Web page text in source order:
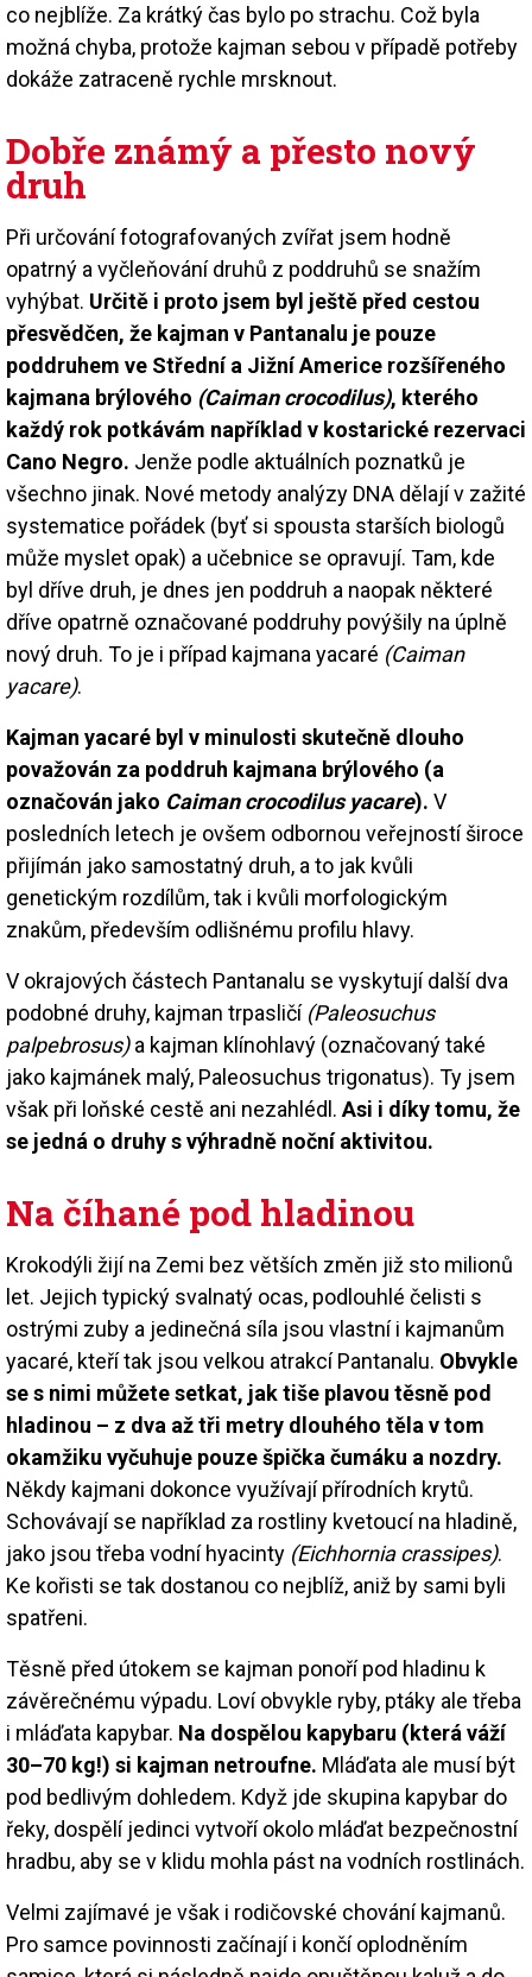
co nejblíže. Za krátký čas bylo po strachu. Což byla
možná chyba, protože kajman sebou v případě potřeby
dokáže zatraceně rychle mrsknout.
Dobře známý a přesto nový
druh
Při určování fotografovaných zvířat jsem hodně
opatrný a vyčleňování druhů z poddruhů se snažím
vyhýbat. Určitě i proto jsem byl ještě před cestou
přesvědčen, že kajman v Pantanalu je pouze
poddruhem ve Střední a Jižní Americe rozšířeného
kajmana brýlového (Caiman crocodilus), kterého
každý rok potkávám například v kostarické rezervaci
Cano Negro. Jenže podle aktuálních poznatků je
všechno jinak. Nové metody analýzy DNA dělají v zažité
systematice pořádek (byť si spousta starších biologů
může myslet opak) a učebnice se opravují. Tam, kde
byl dříve druh, je dnes jen poddruh a naopak některé
dříve opatrně označované poddruhy povýšily na úplně
nový druh. To je i případ kajmana yacaré (Caiman
yacare).
Kajman yacaré byl v minulosti skutečně dlouho
považován za poddruh kajmana brýlového (a
označován jako Caiman crocodilus yacare). V
posledních letech je ovšem odbornou veřejností široce
přijímán jako samostatný druh, a to jak kvůli
genetickým rozdílům, tak i kvůli morfologickým
znakům, především odlišnému profilu hlavy.
V okrajových částech Pantanalu se vyskytují další dva
podobné druhy, kajman trpasličí (Paleosuchus
palpebrosus)a kajman klínohlavý (označovaný také
jako kajmánek malý, Paleosuchus trigonatus). Ty jsem
však při loňské cestě ani nezahlédl. Asi i díky tomu, že
se jedná o druhy s výhradně noční aktivitou.
Na číhané pod hladinou
Krokodýli žijí na Zemi bez větších změn již sto milionů
let. Jejich typický svalnatý ocas, podlouhlé čelisti s
ostrými zuby a jedinečná síla jsou vlastní i kajmanům
yacaré, kteří tak jsou velkou atrakcí Pantanalu. Obvykle
se s nimi můžete setkat, jak tiše plavou těsně pod
hladinou – z dva až tři metry dlouhého těla v tom
okamžiku vyčuhuje pouze špička čumáku a nozdry.
Někdy kajmani dokonce využívají přírodních krytů.
Schovávají se například za rostliny kvetoucí na hladině,
jako jsou třeba vodní hyacinty (Eichhornia crassipes).
Ke kořisti se tak dostanou co nejblíž, aniž by sami byli
spatřeni.
Těsně před útokem se kajman ponoří pod hladinu k
závěrečnému výpadu. Loví obvykle ryby, ptáky ale třeba
i mláďata kapybar. Na dospělou kapybaru (která váží
30–70 kg!) si kajman netroufne. Mláďata ale musí být
pod bedlivým dohledem. Když jde skupina kapybar do
řeky, dospělí jedinci vytvoří okolo mláďat bezpečnostní
hradbu, aby se v klidu mohla pást na vodních rostlinách.
Velmi zajímavé je však i rodičovské chování kajmanů.
Pro samce povinnosti začínají i končí oplodněním